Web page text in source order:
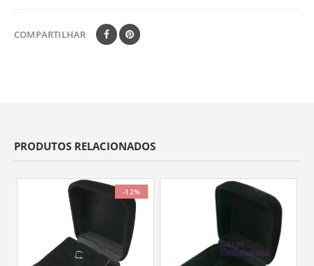
COMPARTILHAR
PRODUTOS RELACIONADOS
-12%